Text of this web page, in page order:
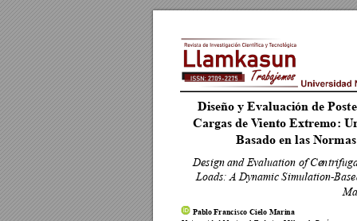
Diseño y Evaluación de
Cargas de Viento Extremo:
Basado en las Norma
Design and Evaluation of Cen
Loads: A Dynamic Simulation-
Pablo Francisco Cielo Marina